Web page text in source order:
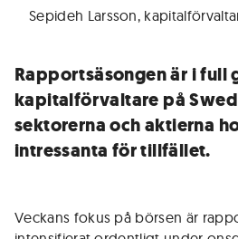
Sepideh Larsson,
Rapportsäsongen är i full
kapitalförvaltare på
sektorerna och aktierna
intressanta för tillfället.
Veckans fokus på börsen är